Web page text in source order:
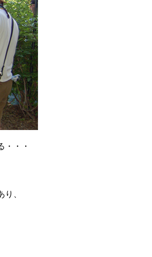
・・・
、